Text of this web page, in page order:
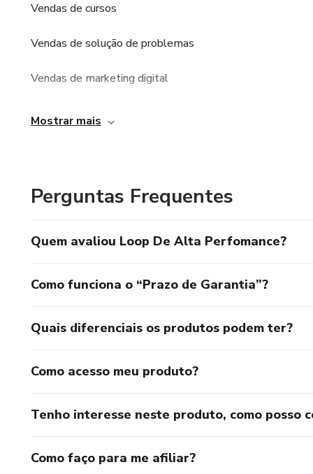
Vendas de cursos
Vendas de solução de problemas
Vendas de marketing digital
Tudo sobre o mundo dos negocios ações e bolsa de
Mostrar mais
Perguntas Frequentes
Quem avaliou Loop De Alta Perfomance?
Como funciona o “Prazo de Garantia”?
Quais diferenciais os produtos podem ter?
Como acesso meu produto?
Tenho interesse neste produto, como posso
Como faço para me afiliar?